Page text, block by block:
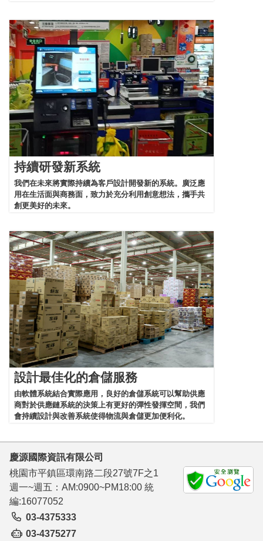
持續研發新系統
我們在未來將實際持續為客戶設計開發新的系統。廣泛應
用在生活面與商務面，致力於充分利用創意想法，攜手共
創更美好的未來。
設計最佳化的倉儲服務
由軟體系統結合實際應用，良好的倉儲系統可以幫助供應
商對於供應鏈系統的決策上有更好的彈性發揮空間，我們
會持續設計與改善系統使得物流與倉儲更加便利化。
慶源國際資訊有限公司
桃園市平鎮區環南路二段27號7F之1
週一~週五：AM:0900~PM18:00 統
編:16077052
03-4375333
03-4375277